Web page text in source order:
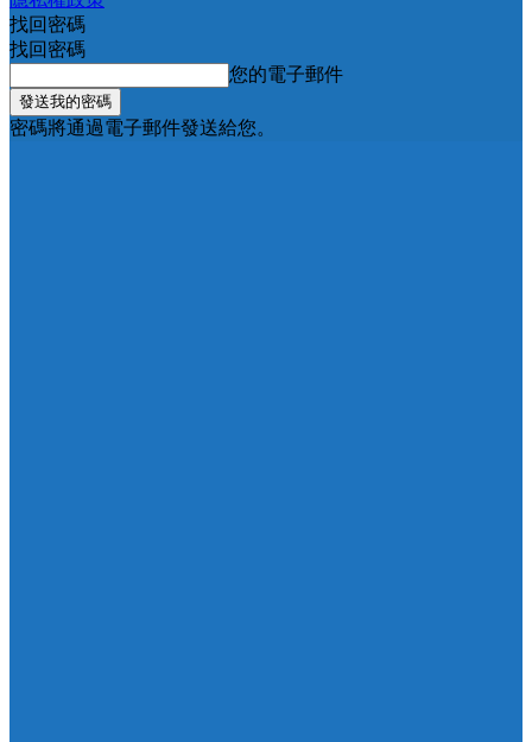
找回密碼
找回密碼
您的電子郵件
密碼將通過電子郵件發送給您。